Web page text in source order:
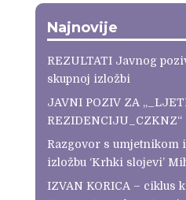
Najnovije
REZULTATI Javnog
skupnoj izložbi
JAVNI POZIV ZA
REZIDENCIJU_CZKNZ“
Razgovor s umjetnikom
izložbu ‘Krhki slojevi’
IZVAN KORICA – ciklus